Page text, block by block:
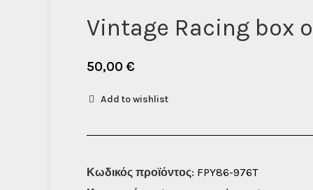
Vintage Racing box
50,00 €
Add to wishlist
Κωδικός προϊόντος: FPY86-976T